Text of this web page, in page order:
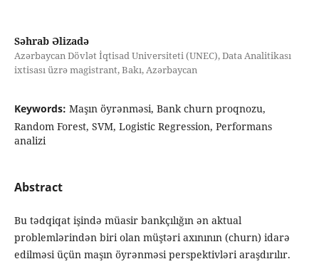
Səhrab Əlizadə
Azərbaycan Dövlət İqtisad Universiteti (UNEC), Data Analitikası
ixtisası üzrə magistrant, Bakı, Azərbaycan
Keywords: Maşın öyrənməsi, Bank churn proqnozu,
Random Forest, SVM, Logistic Regression, Performans
analizi
Abstract
Bu tədqiqat işində müasir bankçılığın ən aktual
problemlərindən biri olan müştəri axınının (churn) idarə
edilməsi üçün maşın öyrənməsi perspektivləri araşdırılır.